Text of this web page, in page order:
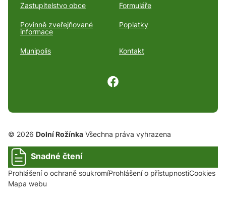
Zastupitelstvo obce Formuláře
Povinně zveřejňované
informace
Poplatky
Munipolis Kontakt
© 2026 Dolní Rožínka Všechna práva vyhrazena
Snadné čtení
Prohlášení o ochraně soukromíProhlášení o přístupnostiCookies
Mapa webu